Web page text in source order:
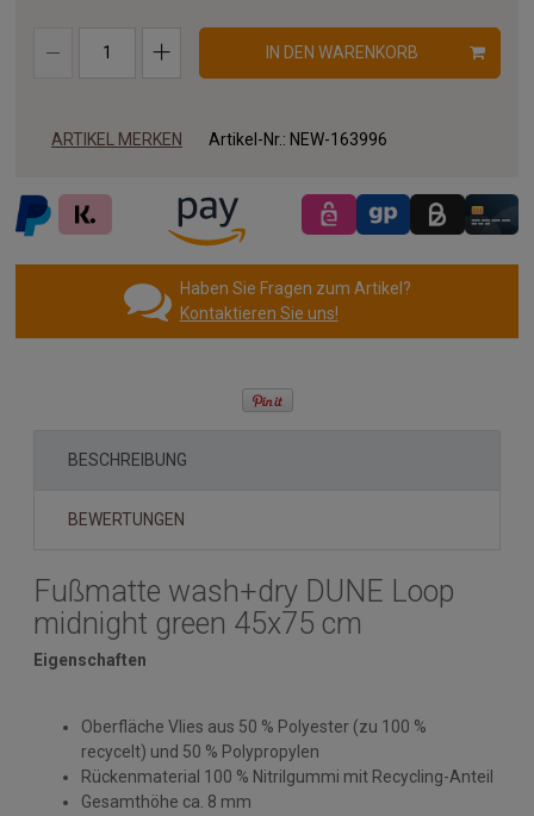
IN DEN WARENKORB
ARTIKEL MERKEN Artikel-Nr.: NEW-163996
Haben Sie Fragen zum Artikel?
Kontaktieren Sie uns!
BESCHREIBUNG
BEWERTUNGEN
Fußmatte wash+dry DUNE Loop
midnight green 45x75 cm
Eigenschaften
Oberfläche Vlies aus 50 % Polyester (zu 100 %
recycelt) und 50 % Polypropylen
Rückenmaterial 100 % Nitrilgummi mit Recycling-Anteil
Gesamthöhe ca. 8 mm